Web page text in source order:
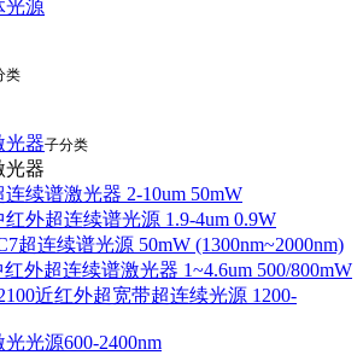
光源
类
光器子分类
光器
续谱激光器 2-10um 50mW
外超连续谱光源 1.9-4um 0.9W
超连续谱光源 50mW (1300nm~2000nm)
红外超连续谱激光器 1~4.6um 500/800mW
近红外超宽带超连续光源 1200-
光源600-2400nm